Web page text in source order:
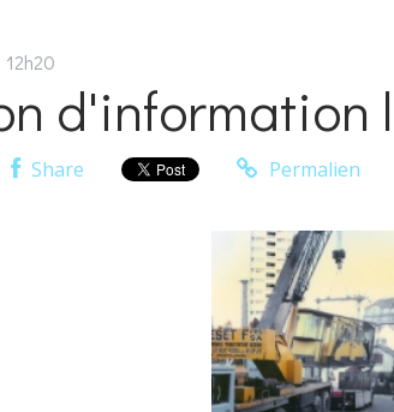
12h20
d'information
Share Permalien